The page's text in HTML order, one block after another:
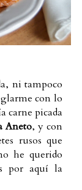
ni tampoco
con lo
carne picada
Aneto, y con
rusos que
he querido
por aquí la